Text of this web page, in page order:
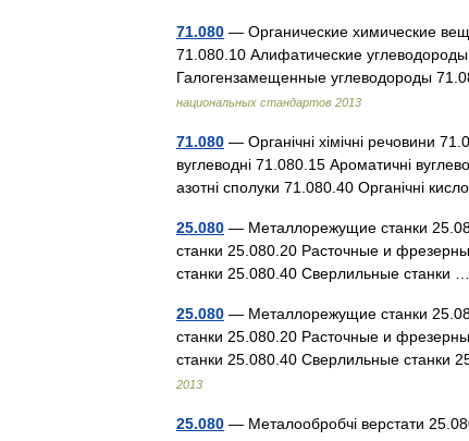
71.080 — Органические химические
71.080.10 Алифатические
Галогензамещенные углеводороды
национальных стандартов 2013
71.080 — Органічні хімічні речовини
вуглеводні 71.080.15 Ароматичні
азотні сполуки 71.080.40 Органічні
25.080 — Металлорежущие станки
станки 25.080.20 Расточные и
станки 25.080.40 Сверлильные станки
25.080 — Металлорежущие станки
станки 25.080.20 Расточные и
станки 25.080.40 Сверлильные
2013
25.080 — Металообробчі верстати